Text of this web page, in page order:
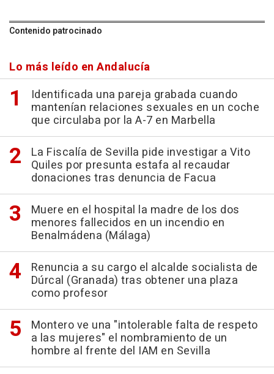
Contenido patrocinado
Lo más leído en Andalucía
Identificada una pareja grabada cuando
mantenían relaciones sexuales en un coche
que circulaba por la A-7 en Marbella
La Fiscalía de Sevilla pide investigar a Vito
Quiles por presunta estafa al recaudar
donaciones tras denuncia de Facua
Muere en el hospital la madre de los dos
menores fallecidos en un incendio en
Benalmádena (Málaga)
Renuncia a su cargo el alcalde socialista de
Dúrcal (Granada) tras obtener una plaza
como profesor
Montero ve una "intolerable falta de respeto
a las mujeres" el nombramiento de un
hombre al frente del IAM en Sevilla